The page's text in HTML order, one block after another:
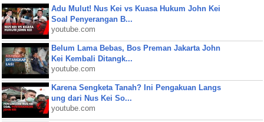
Adu Mulut! Nus Kei vs Kuasa Hukum John Kei
Soal Penyerangan B...
youtube.com
Belum Lama Bebas, Bos Preman Jakarta John
Kei Kembali Ditangk...
youtube.com
Karena Sengketa Tanah? Ini Pengakuan Langs
ung dari Nus Kei So...
youtube.com